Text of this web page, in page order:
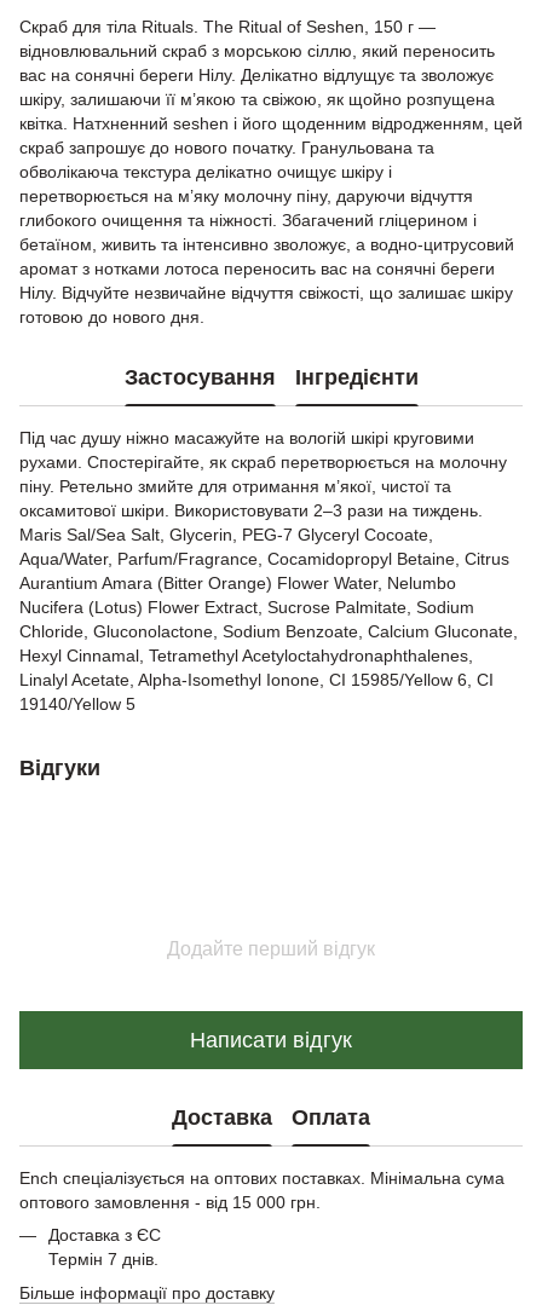
Скраб для тіла Rituals. The Ritual of Seshen, 150 г —
відновлювальний скраб з морською сіллю, який переносить
вас на сонячні береги Нілу. Делікатно відлущує та зволожує
шкіру, залишаючи її м’якою та свіжою, як щойно розпущена
квітка. Натхненний seshen і його щоденним відродженням, цей
скраб запрошує до нового початку. Гранульована та
обволікаюча текстура делікатно очищує шкіру і
перетворюється на м’яку молочну піну, даруючи відчуття
глибокого очищення та ніжності. Збагачений гліцерином і
бетаїном, живить та інтенсивно зволожує, а водно-цитрусовий
аромат з нотками лотоса переносить вас на сонячні береги
Нілу. Відчуйте незвичайне відчуття свіжості, що залишає шкіру
готовою до нового дня.
Застосування Інгредієнти
Під час душу ніжно масажуйте на вологій шкірі круговими
рухами. Спостерігайте, як скраб перетворюється на молочну
піну. Ретельно змийте для отримання м’якої, чистої та
оксамитової шкіри. Використовувати 2–3 рази на тиждень.
Maris Sal/Sea Salt, Glycerin, PEG-7 Glyceryl Cocoate,
Aqua/Water, Parfum/Fragrance, Cocamidopropyl Betaine, Citrus
Aurantium Amara (Bitter Orange) Flower Water, Nelumbo
Nucifera (Lotus) Flower Extract, Sucrose Palmitate, Sodium
Chloride, Gluconolactone, Sodium Benzoate, Calcium Gluconate,
Hexyl Cinnamal, Tetramethyl Acetyloctahydronaphthalenes,
Linalyl Acetate, Alpha-Isomethyl Ionone, CI 15985/Yellow 6, CI
19140/Yellow 5
Відгуки
Додайте перший відгук
Написати відгук
Доставка Оплата
Ench спеціалізується на оптових поставках. Мінімальна сума
оптового замовлення - від 15 000 грн.
Доставка з ЄС
Термін 7 днів.
Більше інформації про доставку